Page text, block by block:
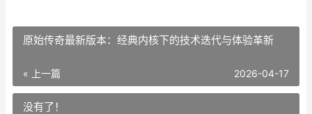
原始传奇最新版本：经典内核下的技术迭代与体验革新
« 上一篇 2026-04-17
没有了！